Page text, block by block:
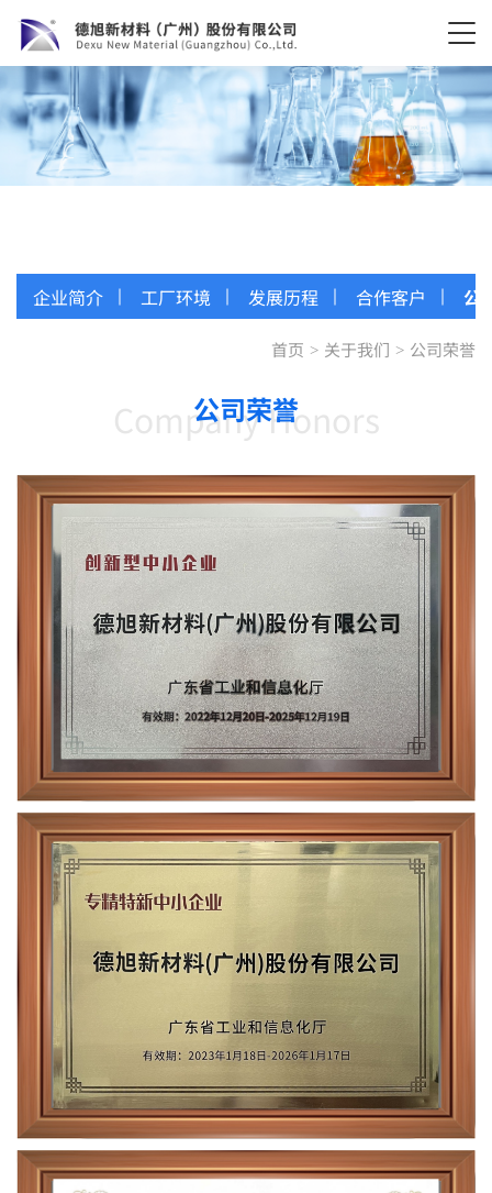
企业简介 工厂环境 发展历程 合作客户 公
首页 > 关于我们 > 公司荣誉
公司荣誉
Company Honors